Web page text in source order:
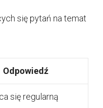
się pytań na temat
Odpowiedź
się regularną